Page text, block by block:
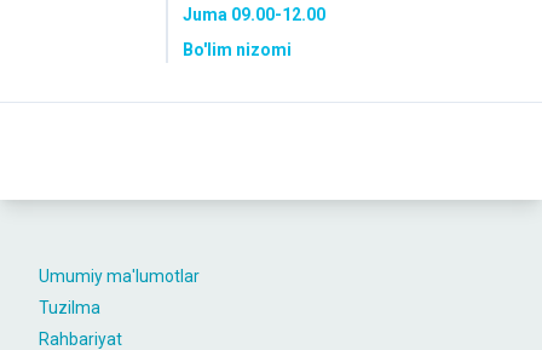
Umumiy ma'lumotlar
Tuzilma
Rahbariyat
Juma 09.00-12.00
Bo'lim nizomi